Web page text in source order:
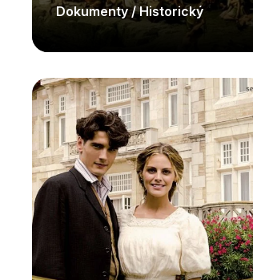
Dokumenty / Historický